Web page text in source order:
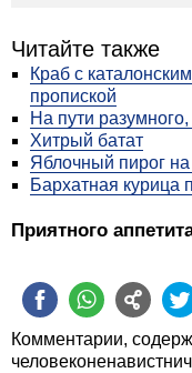
Читайте также
Краб с
пропиской
На пути
Хитрый батат
Яблочный пирог
Бархатная курица
Приятного
Комментарии,